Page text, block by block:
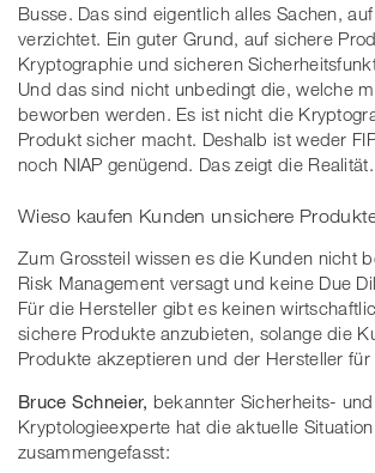
Busse. Das sind eigentlich alles Sachen,
verzichtet. Ein guter Grund, auf sichere
Kryptographie und sicheren
Und das sind nicht unbedingt die, welche
beworben werden. Es ist nicht die
Produkt sicher macht. Deshalb ist weder
noch NIAP genügend. Das zeigt die Realität.
Wieso kaufen Kunden unsichere
Zum Grossteil wissen es die Kunden nicht
Risk Management versagt und keine Due
Für die Hersteller gibt es keinen
sichere Produkte anzubieten, solange die
Produkte akzeptieren und der Hersteller für
Bruce Schneier, bekannter Sicherheits- und
Kryptologieexperte hat die aktuelle
zusammengefasst: